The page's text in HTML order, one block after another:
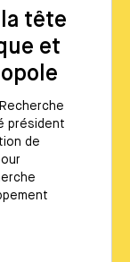
tête
et
président
de